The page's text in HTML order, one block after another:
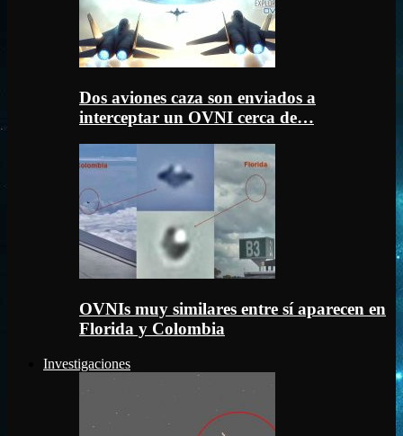
Dos aviones caza son enviados a
interceptar un OVNI cerca de…
OVNIs muy similares entre sí aparecen en
Florida y Colombia
Investigaciones